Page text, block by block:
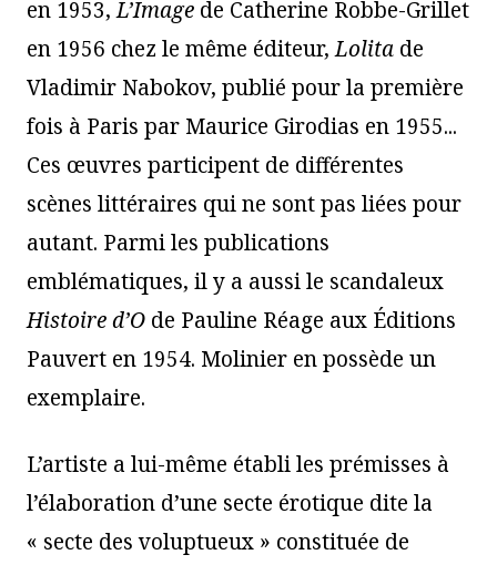
en 1953,L’Image de Catherine Robbe-Grillet
en 1956 chez le même éditeur,Lolita de
Vladimir Nabokov, publié pour la première
fois à Paris par Maurice Girodias en 1955...
Ces œuvres participent de différentes
scènes littéraires qui ne sont pas liées pour
autant. Parmi les publications
emblématiques, il y a aussi le scandaleux
Histoire d’O de Pauline Réage aux Éditions
Pauvert en 1954. Molinier en possède un
exemplaire.
L’artiste a lui-même établi les prémisses à
l’élaboration d’une secte érotique dite la
« secte des voluptueux » constituée de